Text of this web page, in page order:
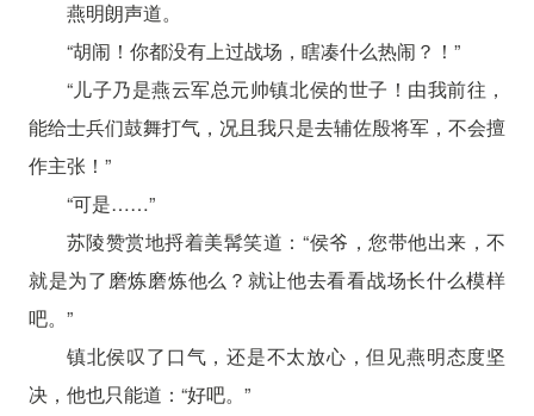
燕明朗声道。
“胡闹！你都没有上过战场，瞎凑什么热闹？！”
“儿子乃是燕云军总元帅镇北侯的世子！由我前往，
能给士兵们鼓舞打气，况且我只是去辅佐殷将军，不会擅
作主张！”
“可是……”
苏陵赞赏地捋着美髯笑道：“侯爷，您带他出来，不
就是为了磨炼磨炼他么？就让他去看看战场长什么模样
吧。”
镇北侯叹了口气，还是不太放心，但见燕明态度坚
决，他也只能道：“好吧。”